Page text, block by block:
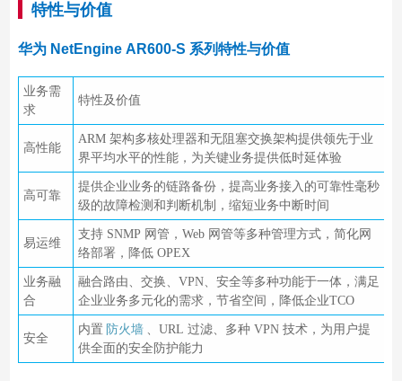
特性与价值
华为 NetEngine AR600-S 系列特性与价值
业务需
求
特性及价值
高性能
ARM 架构多核处理器和无阻塞交换架构提供领先于业
界平均水平的性能，为关键业务提供低时延体验
高可靠
提供企业业务的链路备份，提高业务接入的可靠性毫秒
级的故障检测和判断机制，缩短业务中断时间
易运维
支持 SNMP 网管，Web 网管等多种管理方式，简化网
络部署，降低 OPEX
业务融
合
融合路由、交换、VPN、安全等多种功能于一体，满足
企业业务多元化的需求，节省空间，降低企业TCO
安全
内置 防火墙 、URL 过滤、多种 VPN 技术，为用户提
供全面的安全防护能力